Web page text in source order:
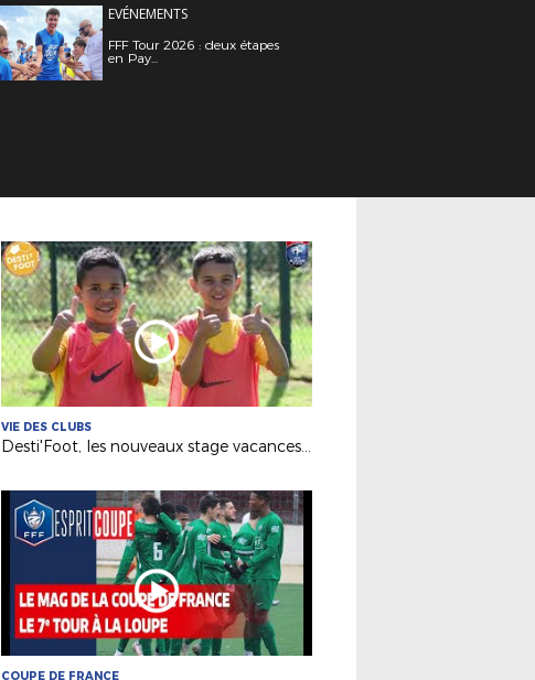
EVÉNEMENTS
FFF Tour 2026 : deux étapes
en Pay...
VIE DES CLUBS
Desti'Foot, les nouveaux stage vacances de la Ligue !
COUPE DE FRANCE